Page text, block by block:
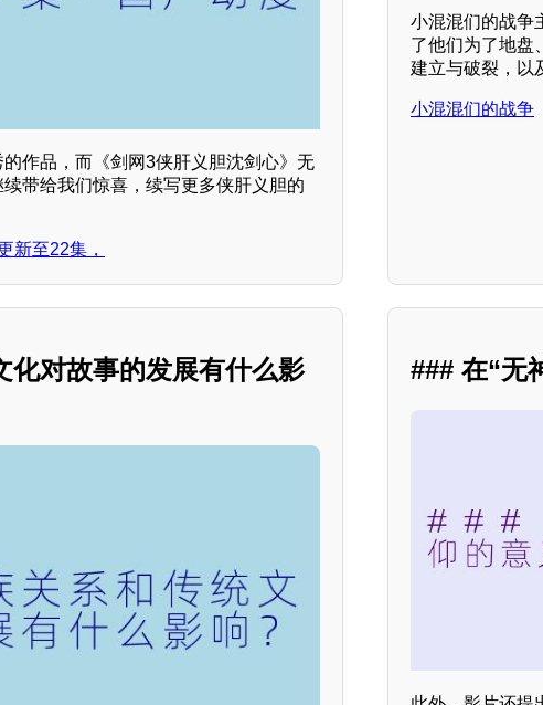
作品，而《剑网3侠肝义胆沈剑心》无
带给我们惊喜，续写更多侠肝义胆的
新至22集，
小混混们的战争
了他们为了地盘
建立与破裂，以
小混混们的战争
化对故事的发展有什么影
### 在“无